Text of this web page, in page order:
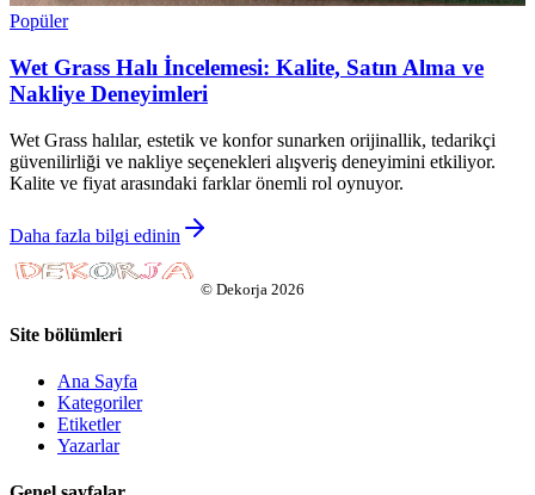
Popüler
Wet Grass Halı İncelemesi: Kalite, Satın Alma ve
Nakliye Deneyimleri
Wet Grass halılar, estetik ve konfor sunarken orijinallik, tedarikçi
güvenilirliği ve nakliye seçenekleri alışveriş deneyimini etkiliyor.
Kalite ve fiyat arasındaki farklar önemli rol oynuyor.
Daha fazla bilgi edinin
© Dekorja 2026
Site bölümleri
Ana Sayfa
Kategoriler
Etiketler
Yazarlar